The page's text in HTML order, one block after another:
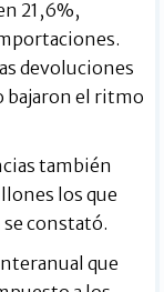
21,6%,
devoluciones
bajaron el ritmo
también
los que
constató.
que